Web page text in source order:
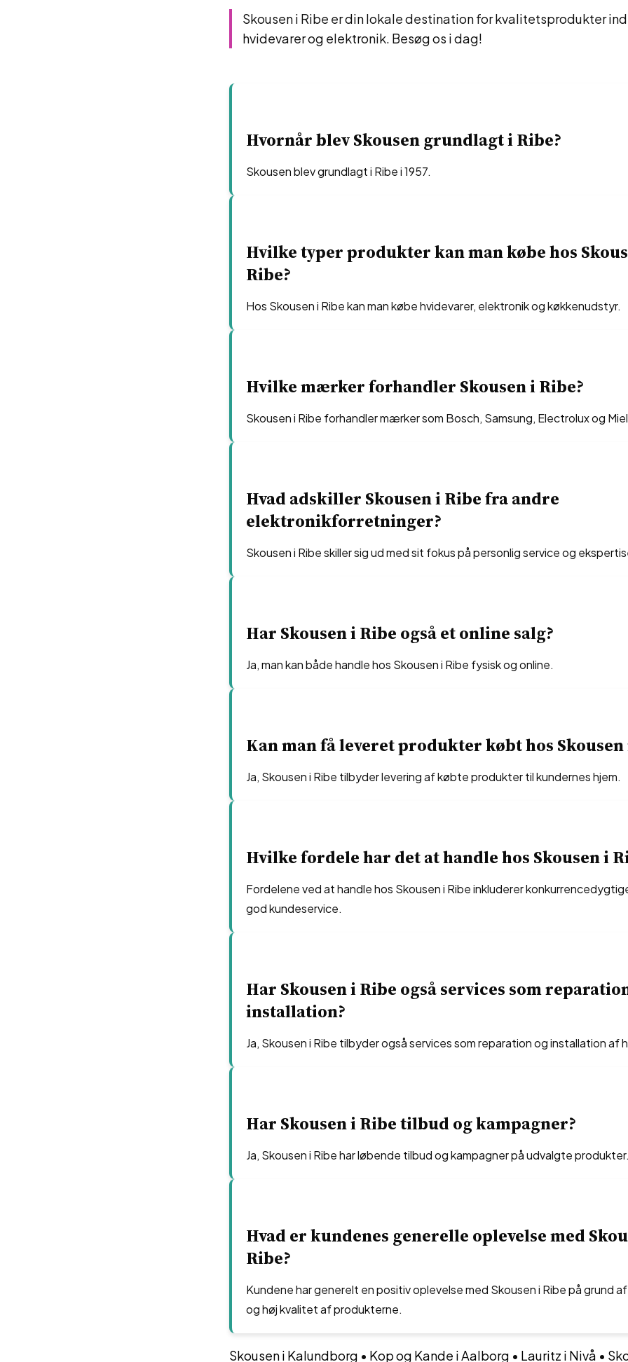
Skousen i Ribe er din lokale destination for kvalitetsprodukter
hvidevarer og elektronik. Besøg os i dag!
Hvornår blev Skousen grundlagt i Ribe?
Skousen blev grundlagt i Ribe i 1957.
Hvilke typer produkter kan man købe hos
Ribe?
Hos Skousen i Ribe kan man købe hvidevarer, elektronik og køkkenudstyr.
Hvilke mærker forhandler Skousen i Ribe?
Skousen i Ribe forhandler mærker som Bosch, Samsung, Electrolux og
Hvad adskiller Skousen i Ribe fra andre
elektronikforretninger?
Skousen i Ribe skiller sig ud med sit fokus på personlig service og
Har Skousen i Ribe også et online salg?
Ja, man kan både handle hos Skousen i Ribe fysisk og online.
Kan man få leveret produkter købt hos Skousen
Ja, Skousen i Ribe tilbyder levering af købte produkter til kundernes hjem.
Hvilke fordele har det at handle hos Skousen i
Fordelene ved at handle hos Skousen i Ribe inkluderer
god kundeservice.
Har Skousen i Ribe også services som
installation?
Ja, Skousen i Ribe tilbyder også services som reparation og installation af
Har Skousen i Ribe tilbud og kampagner?
Ja, Skousen i Ribe har løbende tilbud og kampagner på udvalgte
Hvad er kundenes generelle oplevelse med
Ribe?
Kundene har generelt en positiv oplevelse med Skousen i Ribe på grund
og høj kvalitet af produkterne.
Skousen i Kalundborg • Kop og Kande i Aalborg • Lauritz i Nivå •